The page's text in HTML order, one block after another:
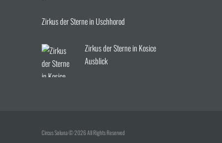
Zirkus der Sterne in Uschhorod
Zirkus der Sterne in Kosice
Ausblick
Circus Soluna © 2026 All Rights Reserved